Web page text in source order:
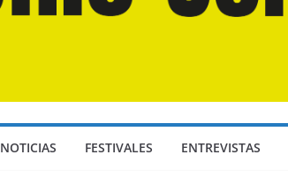
NOTICIAS FESTIVALES ENTREVISTAS